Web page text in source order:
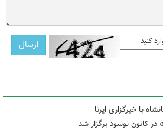
کنید
با خبرگزاری ایرنا
در کانون نوسود برگزار شد